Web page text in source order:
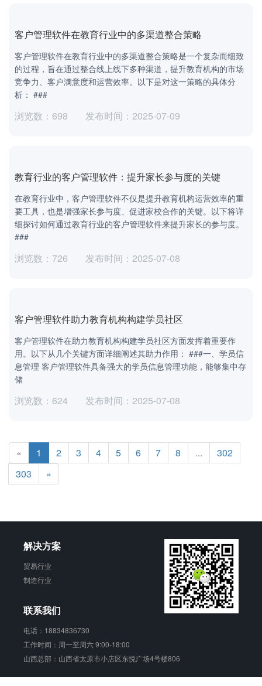
客户管理软件在教育行业中的多渠道整合策略
客户管理软件在教育行业中的多渠道整合策略是一个复杂而细致
的过程，旨在通过整合线上线下多种渠道，提升教育机构的市场
竞争力、客户满意度和运营效率。以下是对这一策略的具体分
析： ###
浏览数：698 发布时间：2025-07-09
教育行业的客户管理软件：提升家长参与度的关键
在教育行业中，客户管理软件不仅是提升教育机构运营效率的重
要工具，也是增强家长参与度、促进家校合作的关键。以下将详
细探讨如何通过教育行业的客户管理软件来提升家长的参与度。
###
浏览数：726 发布时间：2025-07-08
客户管理软件助力教育机构构建学员社区
客户管理软件在助力教育机构构建学员社区方面发挥着重要作
用。以下从几个关键方面详细阐述其助力作用： ###一、学员信
息管理 客户管理软件具备强大的学员信息管理功能，能够集中存
储
浏览数：624 发布时间：2025-07-08
« 1 2 3 4 5 6 7 8 ...
302
303
»
解决方案
贸易行业
制造行业
联系我们
电话：18834836730
工作时间：周一至周六 9:00-18:00
山西总部：山西省太原市小店区东悦广场4号楼806